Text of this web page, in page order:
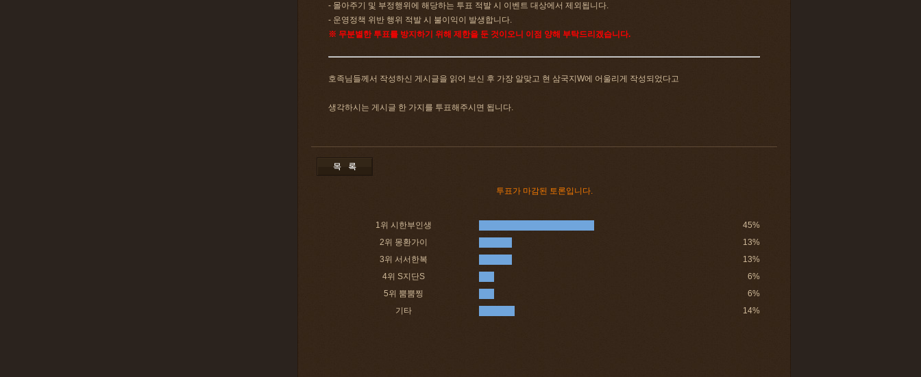
- 몰아주기 및 부정행위에 해당하는 투표 적발 시 이벤트 대상에서 제외됩니다.
- 운영정책 위반 행위 적발 시 불이익이 발생합니다.
※ 무분별한 투표를 방지하기 위해 제한을 둔 것이오니 이점 양해 부탁드리겠습니다.
호족님들께서 작성하신 게시글을 읽어 보신 후 가장 알맞고 현 삼국지W에 어울리게 작성되었다고
생각하시는 게시글 한 가지를 투표해주시면 됩니다.
투표가 마감된 토론입니다.
1위 시한부인생
45%
2위 몽환가이
13%
3위 서서한복
13%
4위 S지단S
6%
5위 뿜뿜찡
6%
기타
14%